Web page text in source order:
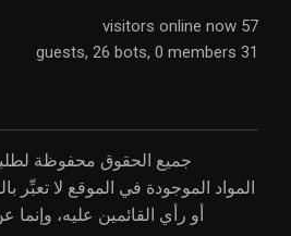
57 visitors online now
31 guests,
26 bots, 0 members
جميع الحقوق محفوظة لطلبة
المواد الموجودة في الموقع لا تعبِّر
أو رأي القائمين عليه،